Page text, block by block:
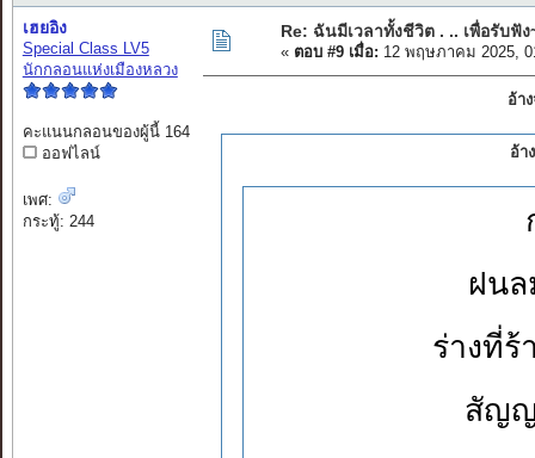
เฮยอิง
Special Class LV5
นักกลอนแห่งเมืองหลวง
คะแนนกลอนของผู้นี้ 164
ออฟไลน์
เพศ:
กระทู้: 244
Re: ฉันมีเวลาทั้งชีวิต . .. เพื่อรับฟัง
« ตอบ #9 เมื่อ: 12 พฤษภาคม 2025,
อ้า
อ้า
ฝน
ร่างที่ร้
สัญญ